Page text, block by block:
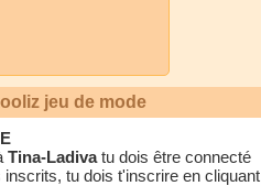
jeu de mode
Tina-Ladivatu dois être connecté
tu dois t'inscrire en cliquant